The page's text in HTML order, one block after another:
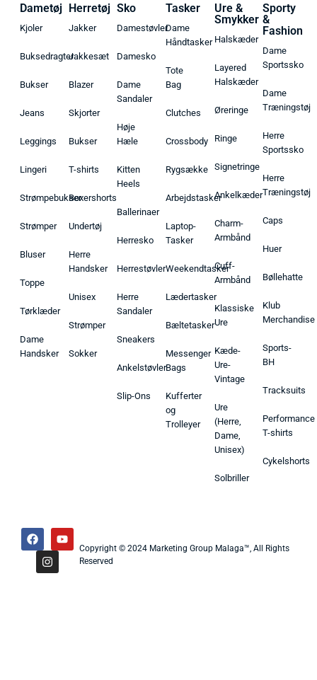
Dametøj
Kjoler
Buksedragter
Bukser
Jeans
Leggings
Lingeri
Strømpebukser
Strømper
Bluser
Toppe
Tørklæder
Dame
Handsker
Herretøj
Jakker
Jakkesæt
Blazer
Skjorter
Bukser
T-shirts
Boxershorts
Undertøj
Herre
Handsker
Unisex
Strømper
Sokker
Sko
Damestøvler
Damesko
Dame
Sandaler
Høje
Hæle
Kitten
Heels
Ballerinaer
Herresko
Herrestøvler
Herre
Sandaler
Sneakers
Ankelstøvler
Slip-Ons
Tasker
Dame
Håndtasker
Tote
Bag
Clutches
Crossbody
Rygsække
Arbejdstasker
Laptop-
Tasker
Weekendtasker
Lædertasker
Bæltetasker
Messenger
Bags
Kufferter
og
Trolleyer
Ure &
Smykker
Halskæder
Layered
Halskæder
Øreringe
Ringe
Signetringe
Ankelkæder
Charm-
Armbånd
Cuff-
Armbånd
Klassiske
Ure
Kæde-
Ure-
Vintage
Ure
(Herre,
Dame,
Unisex)
Solbriller
Sporty
&
Fashion
Dame
Sportssko
Dame
Træningstøj
Herre
Sportssko
Herre
Træningstøj
Caps
Huer
Bøllehatte
Klub
Merchandise
Sports-
BH
Tracksuits
Performance
T-shirts
Cykelshorts
Copyright © 2024 Marketing Group Malaga™, All Rights
Reserved